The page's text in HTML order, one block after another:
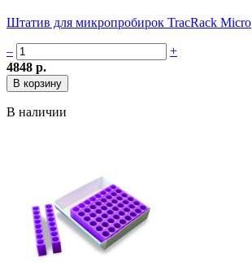
Штатив для микропробирок TracRack Micro
–
+
4848 р.
В наличии